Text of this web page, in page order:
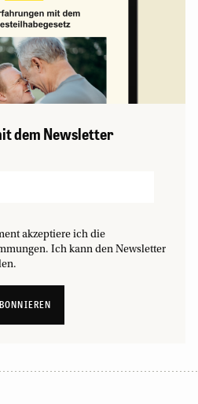
dem Newsletter
akzeptiere ich die
Ich kann den Newsletter